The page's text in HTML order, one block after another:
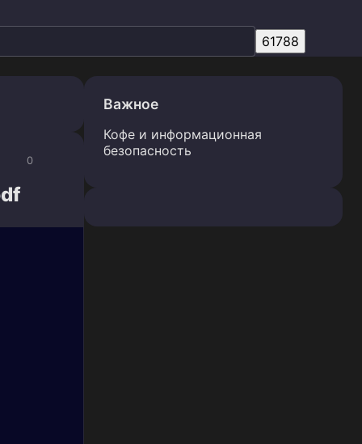
0
Важное
Кофе и информационная
безопасность